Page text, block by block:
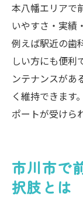
すポ
市川
秘訣
オフィス
前歯
点を
ホー
本八幡エリアで
いやすさ・実績
例えば駅近の歯
しい方にも便利
ンテナンスがあ
く維持できます
ポートが受けら
市川市で
択肢とは